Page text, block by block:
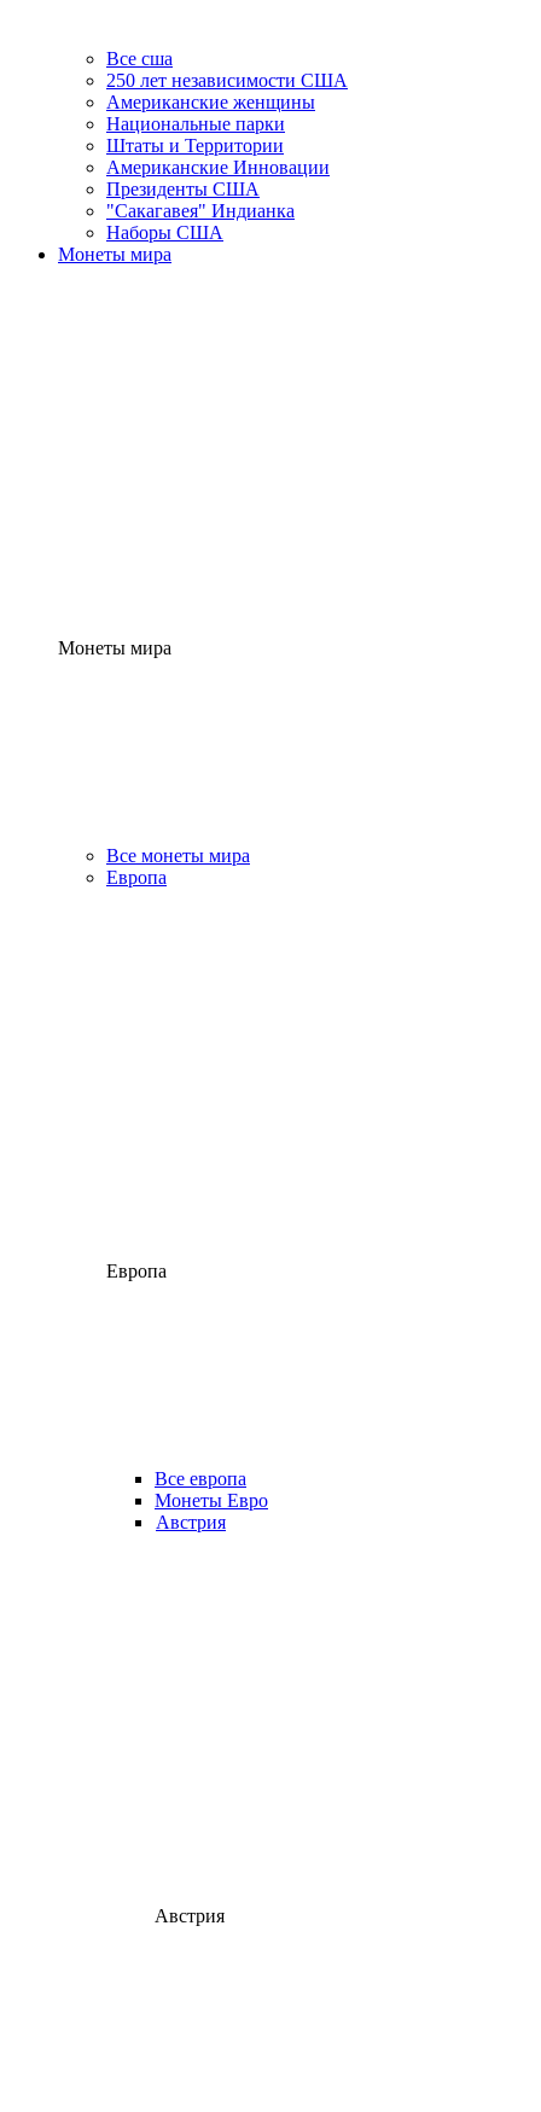
Все сша
250 лет независимости США
Американские женщины
Национальные парки
Штаты и Территории
Американские Инновации
Президенты США
"Сакагавея" Индианка
Наборы США
Монеты мира
Монеты мира
Все монеты мира
Европа
Европа
Все европа
Монеты Евро
Австрия
Австрия